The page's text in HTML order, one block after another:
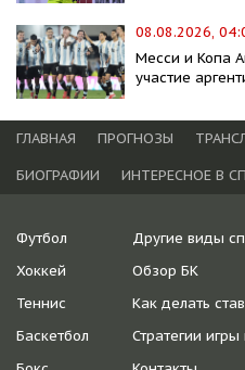
08.08.2026,
Месси и Копа
участие
ГЛАВНАЯ ПРОГНОЗЫ
БИОГРАФИИ
ИНТЕРЕСНОЕ В
Футбол
Хоккей
Теннис
Баскетбол
Другие виды
Обзор БК
Как делать
Стратегии игры